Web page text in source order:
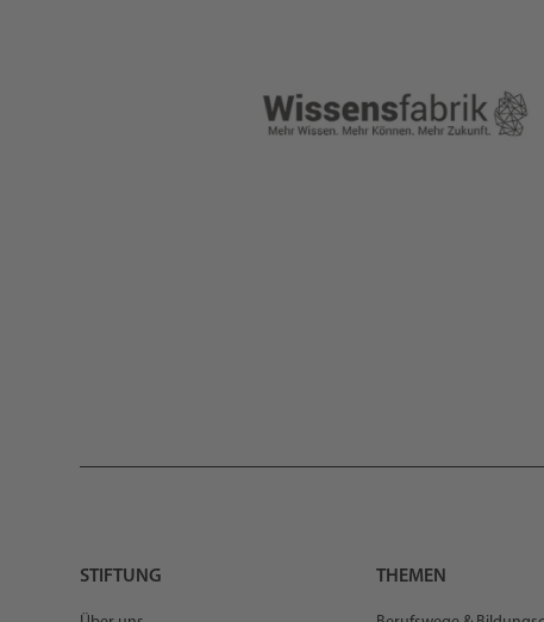
STIFTUNG THEMEN